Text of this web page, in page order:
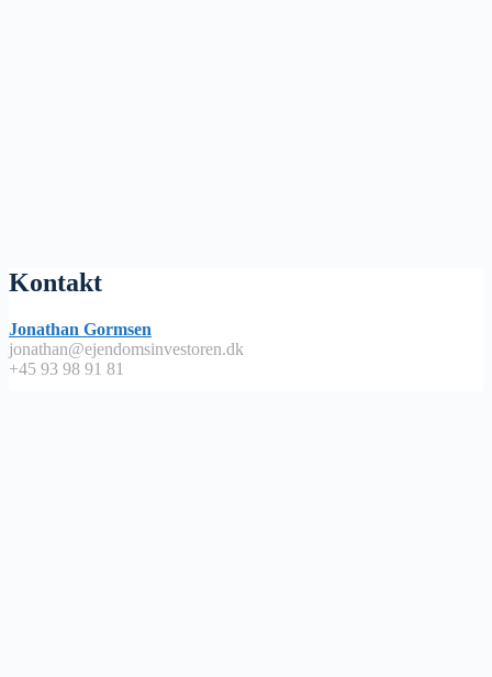
Kontakt
Jonathan Gormsen
jonathan@ejendomsinvestoren.dk
+45 93 98 91 81